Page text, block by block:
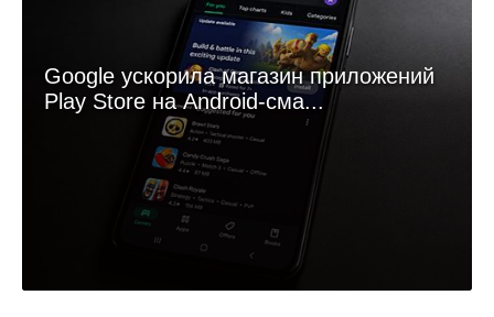
Google ускорила магазин приложений
Play Store на Android-сма...